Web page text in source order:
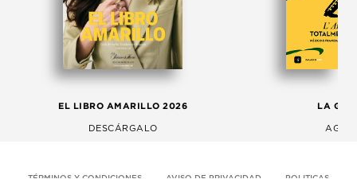
EL LIBRO AMARILLO 2026
DESCÁRGALO
LA